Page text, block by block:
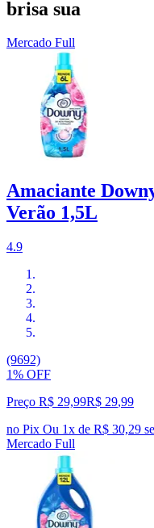
brisa sua
Mercado Full
Amaciante
Verão 1,5L
4.9
(9692)
1% OFF
Preço R$ 29,99R$ 29,99
no Pix Ou 1x de R$ 30,29
Mercado Full